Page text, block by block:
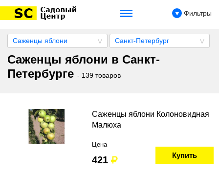
Фильтры
Саженцы яблони Санкт-Петербург
Саженцы яблони в Санкт-
Петербурге - 139 товаров
Саженцы яблони Колоновидная
Малюха
Цена
421 Купить